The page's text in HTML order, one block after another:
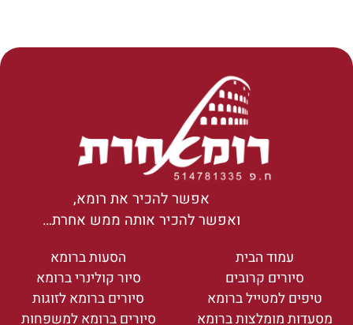
אפשר להכיר את רומא,
ואפשר להכיר אותה ממש אחרת…
עמוד הבית
סיורים קרובים
טיפים למטייל ברומא
מסעדות מומלצות ברומא
הסעות ברומא
סיור קולינרי ברומא
סיורים ברומא לזוגות
סיורים ברומא למשפחות